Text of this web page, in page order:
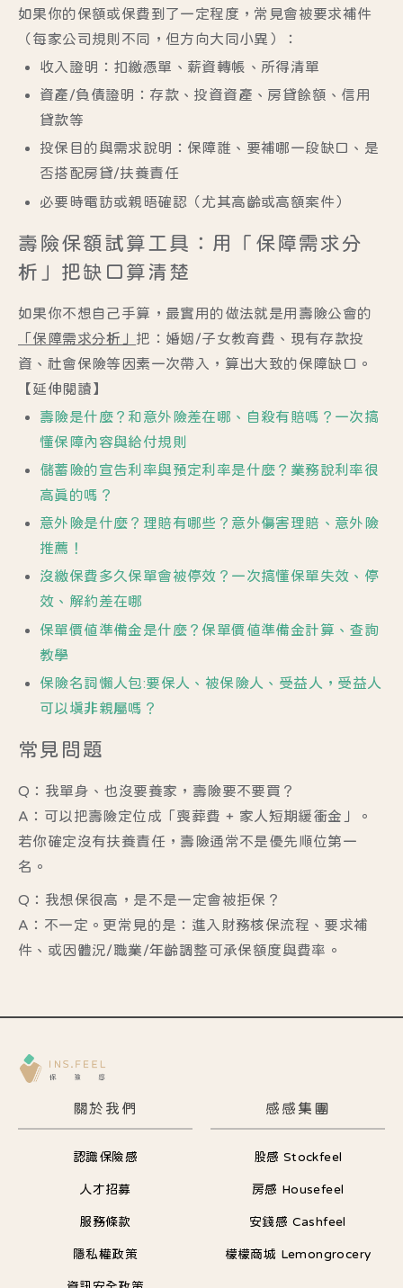
如果你的保額或保費到了一定程度，常見會被要求補件
（每家公司規則不同，但方向大同小異）：
收入證明 ：扣繳憑單、薪資轉帳、所得清單
資產/負債證明 ：存款、投資資產、房貸餘額、信用
貸款等
投保目的與需求說明 ：保障誰、要補哪一段缺口、是
否搭配房貸/扶養責任
必要時電訪或親晤確認 （尤其高齡或高額案件）
壽險保額試算工具：用「保障需求分
析」把缺口算清楚
如果你不想自己手算，最實用的做法就是用壽險公會的
「保障需求分析」 把：婚姻/子女教育費、現有存款投
資、社會保險等因素一次帶入，算出大致的保障缺口。
【延伸閱讀】
壽險是什麼？和意外險差在哪、自殺有賠嗎？一次搞
懂保障內容與給付規則
儲蓄險的宣告利率與預定利率是什麼？業務說利率很
高真的嗎？
意外險是什麼？理賠有哪些？意外傷害理賠、意外險
推薦！
沒繳保費多久保單會被停效？一次搞懂保單失效、停
效、解約差在哪
保單價值準備金是什麼？保單價值準備金計算、查詢
教學
保險名詞懶人包:要保人、被保險人、受益人，受益人
可以填非親屬嗎？
常見問題
Q：我單身、也沒要養家，壽險要不要買？
A：可以把壽險定位成「喪葬費 + 家人短期緩衝金」。
若你確定沒有扶養責任，壽險通常不是優先順位第一
名。
Q：我想保很高，是不是一定會被拒保？
A：不一定。更常見的是：進入財務核保流程、要求補
件、或因體況/職業/年齡調整可承保額度與費率。
關於我們
認識保險感
人才招募
服務條款
隱私權政策
感感集團
股感 Stockfeel
房感 Housefeel
安錢感 Cashfeel
檬檬商城 Lemongrocery